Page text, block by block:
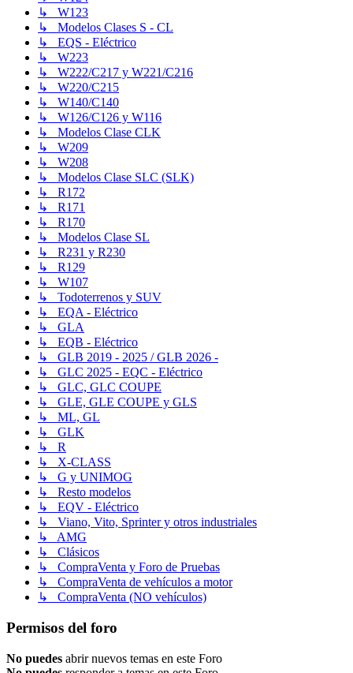
↳ W123
↳ Modelos Clases S - CL
↳ EQS - Eléctrico
↳ W223
↳ W222/C217 y W221/C216
↳ W220/C215
↳ W140/C140
↳ W126/C126 y W116
↳ Modelos Clase CLK
↳ W209
↳ W208
↳ Modelos Clase SLC (SLK)
↳ R172
↳ R171
↳ R170
↳ Modelos Clase SL
↳ R231 y R230
↳ R129
↳ W107
↳ Todoterrenos y SUV
↳ EQA - Eléctrico
↳ GLA
↳ EQB - Eléctrico
↳ GLB 2019 - 2025 / GLB 2026 -
↳ GLC 2025 - EQC - Eléctrico
↳ GLC, GLC COUPE
↳ GLE, GLE COUPE y GLS
↳ ML, GL
↳ GLK
↳ R
↳ X-CLASS
↳ G y UNIMOG
↳ Resto modelos
↳ EQV - Eléctrico
↳ Viano, Vito, Sprinter y otros industriales
↳ AMG
↳ Clásicos
↳ CompraVenta y Foro de Pruebas
↳ CompraVenta de vehículos a motor
↳ CompraVenta (NO vehículos)
Permisos del foro
No puedes abrir nuevos temas en este Foro